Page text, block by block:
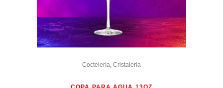
Coctelería Cristalería